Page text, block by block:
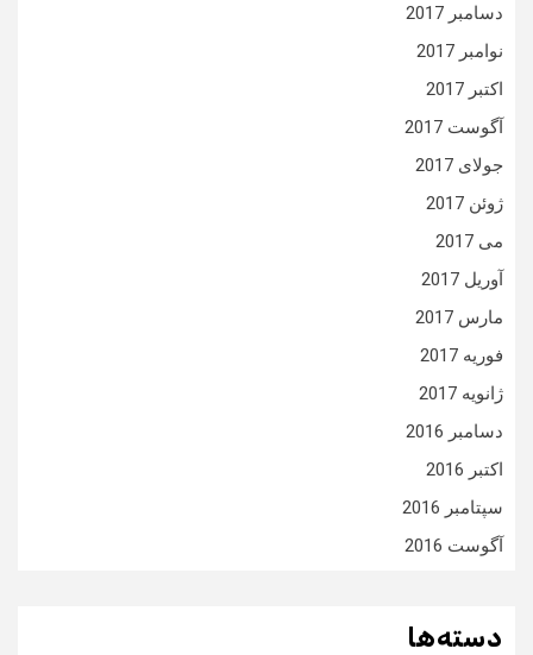
دسامبر 2017
نوامبر 2017
اکتبر 2017
آگوست 2017
جولای 2017
ژوئن 2017
می 2017
آوریل 2017
مارس 2017
فوریه 2017
ژانویه 2017
دسامبر 2016
اکتبر 2016
سپتامبر 2016
آگوست 2016
دسته‌ها